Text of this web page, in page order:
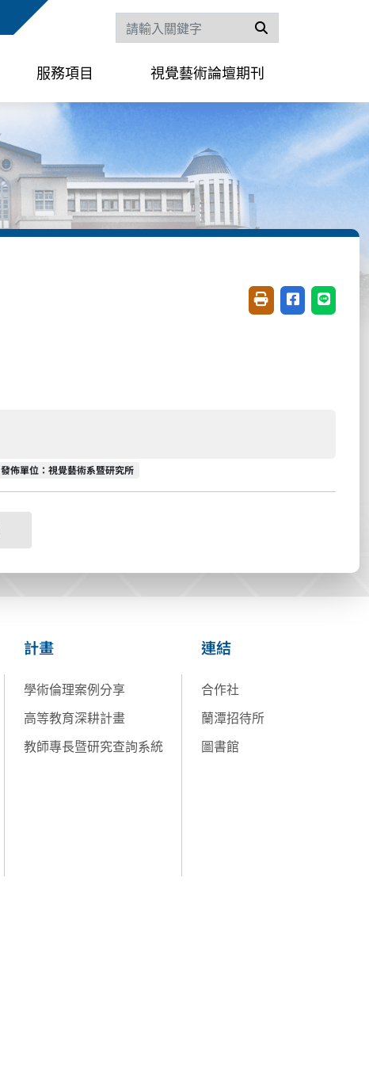
服務項目 視覺藝術論壇期刊
友善列印(開新視窗)
分享至臉書(
分享至
發佈單位
發佈單位：視覺藝術系暨研究所
計畫
學術倫理案例分享
高等教育深耕計畫
教師專長暨研究查詢系統
連結
合作社
蘭潭招待所
圖書館